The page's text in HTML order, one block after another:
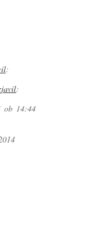
:
:
ob 14:44